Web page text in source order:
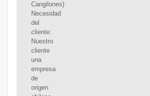
Cangilones)
Necesidad
del
cliente:
Nuestro
cliente
una
empresa
de
origen